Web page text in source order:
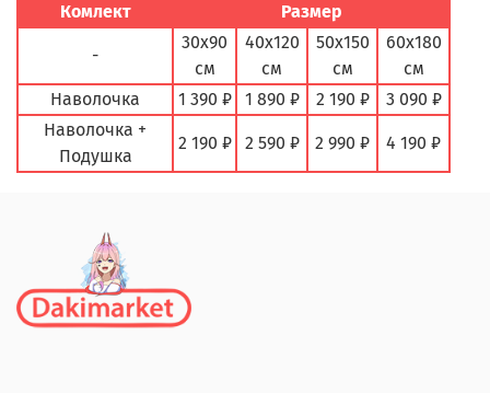
Комлект Размер
-
30х90
см
40х120
см
50х150
см
60х180
см
Наволочка
1 390 ₽ 1 890 ₽ 2 190 ₽
3 090 ₽
Наволочка +
Подушка
2 190 ₽ 2 590 ₽ 2 990 ₽ 4 190 ₽